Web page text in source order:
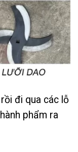
đi qua các lỗ
phẩm ra